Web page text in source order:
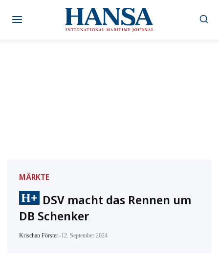
Inhalt
MÄRKTE
DSV macht das Rennen um
DB Schenker
Krischan Förster–12. September 2024